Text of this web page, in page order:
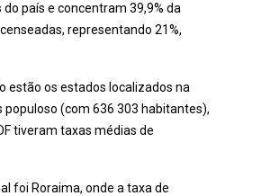
país e concentram 39,9% da
representando 21%,
estão os estados localizados na
(com 636 303 habitantes),
tiveram taxas médias de
foi Roraima, onde a taxa de